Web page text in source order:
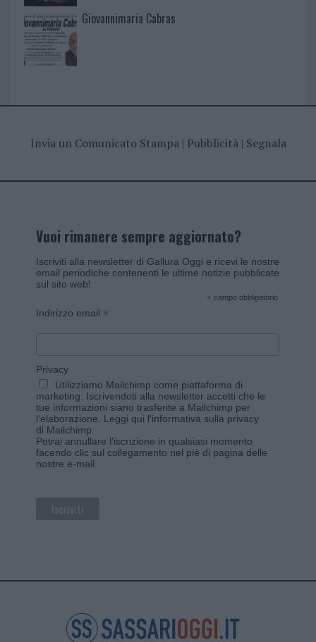
Giovannimaria Cabras
Invia un Comunicato Stampa| Pubblicità| Segnala
Vuoi rimanere sempre aggiornato?
Iscriviti alla newsletter di Gallura Oggi e ricevi le nostre
email periodiche contenenti le ultime notizie pubblicate
sul sito web!
* campo obbligatorio
Indirizzo email *
Privacy
Utilizziamo Mailchimp come piattaforma di
marketing. Iscrivendoti alla newsletter accetti che le
tue informazioni siano trasferite a Mailchimp per
l'elaborazione. Leggi qui l'informativa sulla privacy
di Mailchimp
Potrai annullare l'iscrizione in qualsiasi momento
facendo clic sul collegamento nel piè di pagina delle
nostre e-mail.